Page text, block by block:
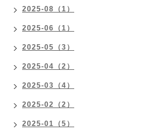
2025-08（1）
2025-06（1）
2025-05（3）
2025-04（2）
2025-03（4）
2025-02（2）
2025-01（5）